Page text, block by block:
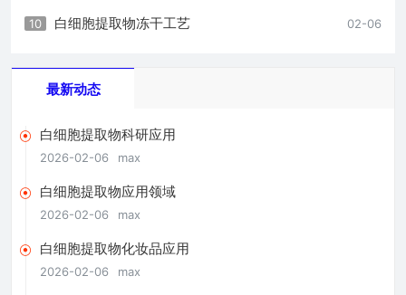
02-06
10 白细胞提取物冻干工艺
最新动态
白细胞提取物科研应用
2026-02-06 max
白细胞提取物应用领域
2026-02-06 max
白细胞提取物化妆品应用
2026-02-06 max